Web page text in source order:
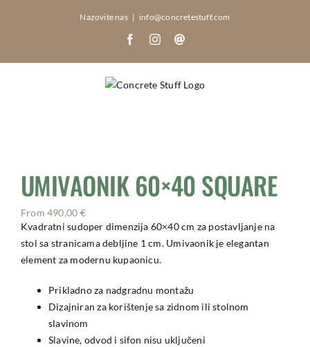
Nazovite nas | info@concretestuff.com
FacebookInstagram
UMIVAONIK 60×40 SQUARE
From490,00 €
Kvadratni sudoper dimenzija 60×40 cm za postavljanje na
stol sa stranicama debljine 1 cm. Umivaonik je elegantan
element za modernu kupaonicu.
Prikladno za nadgradnu montažu
Dizajniran za korištenje sa zidnom ili stolnom
slavinom
Slavine, odvod i sifon nisu uključeni